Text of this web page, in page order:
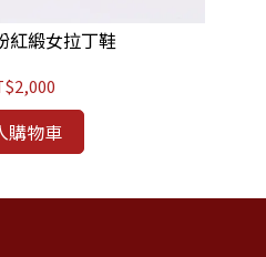
紅緞女拉丁鞋
購物車